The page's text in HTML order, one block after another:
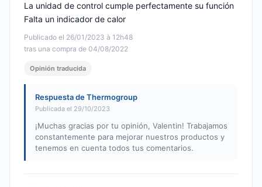
Publicado el 26/01/2023 à 12h48
tras una compra de 04/08/2022
La unidad de control cumple perfectamente su función
Falta un indicador de calor
Opinión traducida
Respuesta de Thermogroup
Publicada el 29/10/2023
¡Muchas gracias por tu opinión, Valentin! Trabajamos
constantemente para mejorar nuestros productos y
tenemos en cuenta todos tus comentarios.